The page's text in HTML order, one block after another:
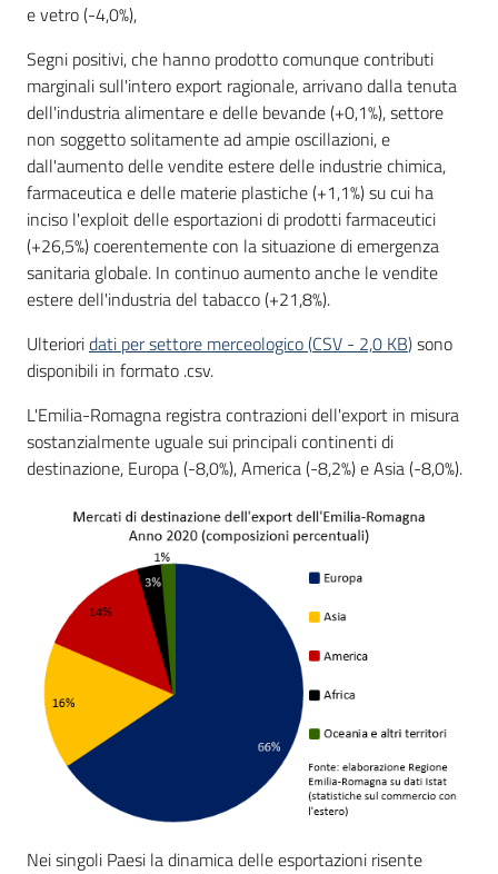
e vetro (-4,0%),
Segni positivi, che hanno prodotto comunque contributi
marginali sull'intero export ragionale, arrivano dalla tenuta
dell'industria alimentare e delle bevande (+0,1%), settore
non soggetto solitamente ad ampie oscillazioni, e
dall'aumento delle vendite estere delle industrie chimica,
farmaceutica e delle materie plastiche (+1,1%) su cui ha
inciso l'exploit delle esportazioni di prodotti farmaceutici
(+26,5%) coerentemente con la situazione di emergenza
sanitaria globale. In continuo aumento anche le vendite
estere dell'industria del tabacco (+21,8%).
Ulterioridati per settore merceologico(CSV - 2,0 KB)sono
disponibili in formato .csv.
L'Emilia-Romagna registra contrazioni dell'export in misura
sostanzialmente uguale sui principali continenti di
destinazione, Europa (-8,0%), America (-8,2%) e Asia (-8,0%).
Nei singoli Paesi la dinamica delle esportazioni risente